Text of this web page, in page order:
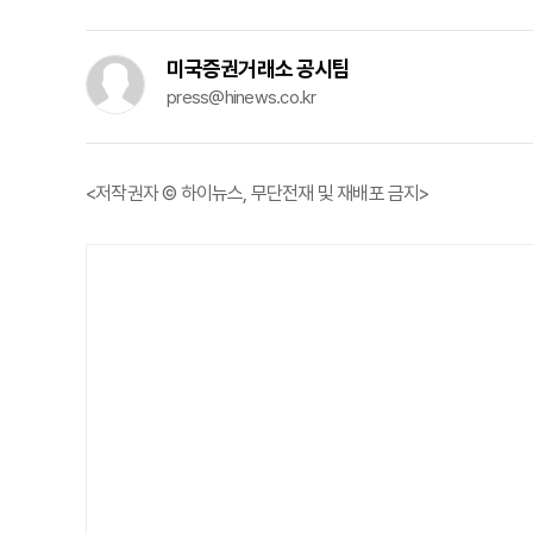
미국증권거래소 공시팀
press@hinews.co.kr
<저작권자 © 하이뉴스, 무단전재 및 재배포 금지>